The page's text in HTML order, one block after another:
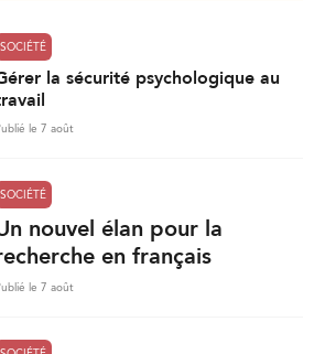
SOCIÉTÉ
la sécurité psychologique au
le 7 août
SOCIÉTÉ
nouvel élan pour la
en français
le 7 août